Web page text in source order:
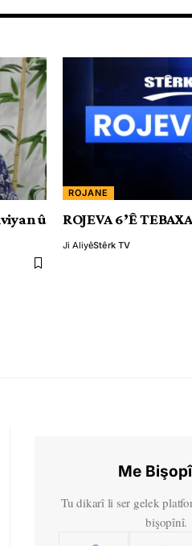
û
ROJANE
ROJEVA 6’Ê
Ji AliyêStêrk TV
Me
Tu dikarî li ser gelek
bişopînî.